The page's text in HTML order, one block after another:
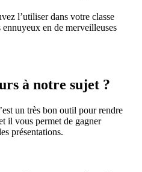
l’utiliser dans votre classe
en de merveilleuses
à notre sujet ?
un très bon outil pour rendre
il vous permet de gagner
présentations.